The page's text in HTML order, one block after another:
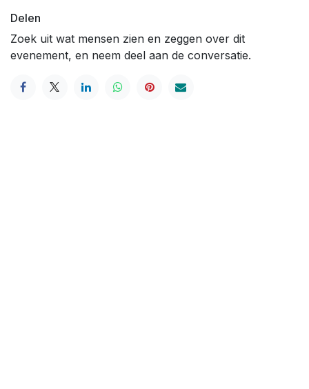
Delen
Zoek uit wat mensen zien en zeggen over dit
evenement, en neem deel aan de conversatie.